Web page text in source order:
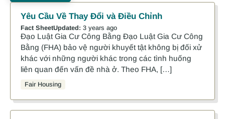
Yêu Cầu Về Thay Đổi và Điều Chỉnh
Fact SheetUpdated: 3 years ago
Đạo Luật Gia Cư Công Bằng Đạo Luật Gia Cư Công
Bằng (FHA) bảo vệ người khuyết tật không bị đối xử
khác với những người khác trong các tình huống
liên quan đến vấn đề nhà ở. Theo FHA, […]
Fair Housing